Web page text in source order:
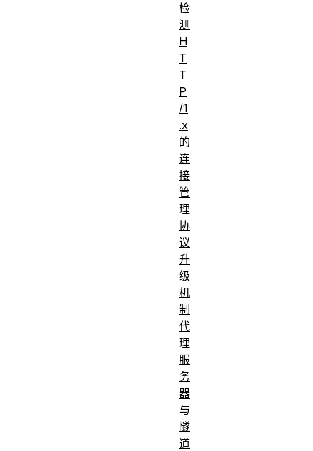
检
测
H
T
T
P
/1
.x
的
连
接
管
理
协
议
升
级
机
制
代
理
服
务
器
与
隧
道